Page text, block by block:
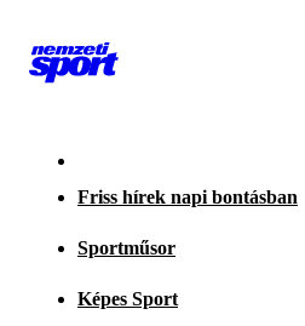
Friss hírek napi bontásban
Sportműsor
Képes Sport